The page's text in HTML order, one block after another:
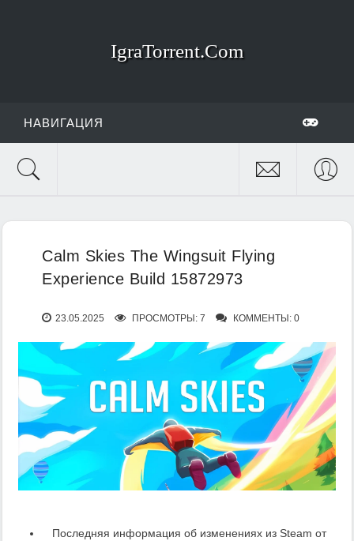
IgraTorrent.Com
НАВИГАЦИЯ
Calm Skies The Wingsuit Flying
Experience Build 15872973
23.05.2025 ПРОСМОТРЫ: 7 КОММЕНТЫ: 0
Последняя информация об изменениях из Steam от